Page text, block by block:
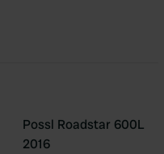
Possl Roadstar 600L
2016